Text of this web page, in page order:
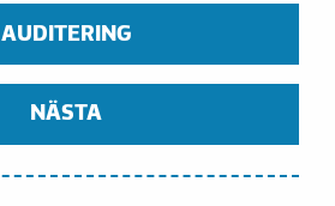
AUDITERING
NÄSTA